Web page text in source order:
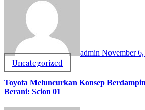
admin November
Uncategorized
Toyota Meluncurkan Konsep
Berani: Scion 01